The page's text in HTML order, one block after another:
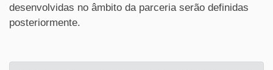
desenvolvidas no âmbito da parceria serão definidas
posteriormente.